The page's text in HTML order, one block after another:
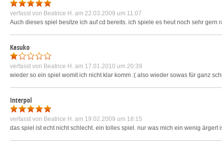
verfasst von Beatrice H. am 22.03.2009 um 11:07
Auch dieses spiel besitze ich auf cd bereits. ich spiele es heut noch sehr
Kasuko
verfasst von Beatrice H. am 17.01.2010 um 20:39
wieder so ein spiel womit ich nicht klar komm :( also wieder sowas für ganz
Interpol
verfasst von Beatrice H. am 19.02.2009 um 18:15
das spiel ist echt nicht schlecht. ein tolles spiel. nur was mich ein wenig